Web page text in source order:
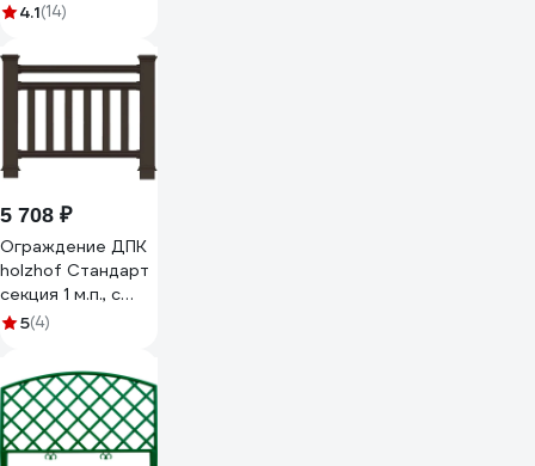
4.1(14)
5 708 ₽
Ограждение ДПК
holzhof Стандарт
секция 1 м.п., с
тиснением 3D
5(4)